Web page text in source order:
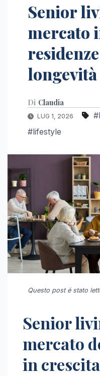
Senior
mercato
longevità
Di Claudia
LUG 1, 2026
#lifestyle
Questo post é stato
Senior
mercato
in crescita